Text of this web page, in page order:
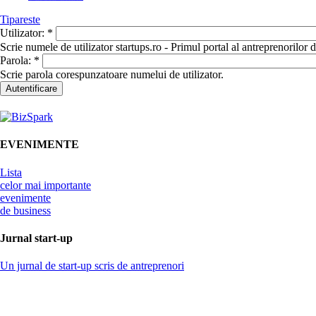
Tipareste
Utilizator: *
Scrie numele de utilizator startups.ro - Primul portal al antreprenorilor
Parola: *
Scrie parola corespunzatoare numelui de utilizator.
EVENIMENTE
Lista
celor mai importante
evenimente
de business
Jurnal start-up
Un jurnal de start-up scris de antreprenori